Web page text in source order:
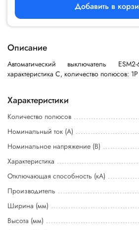
Добавить в
Описание
Автоматический выключатель
характеристика C, количество полюсов: 1P
Характеристики
Количество полюсов
Номинальный ток (А)
Номинальное напряжение (В)
Характеристика
Отключающая способность (кА)
Производитель
Ширина (мм)
Высота (мм)